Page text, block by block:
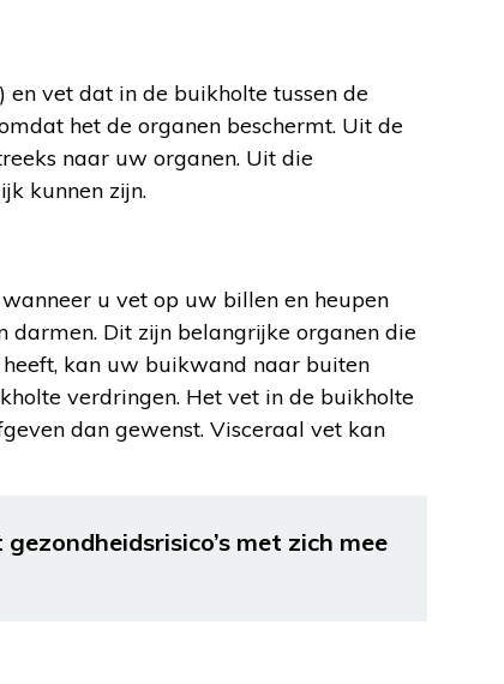
en vet dat in de buikholte tussen de
het de organen beschermt. Uit de
naar uw organen. Uit die
kunnen zijn.
u vet op uw billen en heupen
darmen. Dit zijn belangrijke organen die
kan uw buikwand naar buiten
verdringen. Het vet in de buikholte
dan gewenst. Visceraal vet kan
met zich mee